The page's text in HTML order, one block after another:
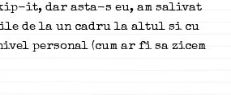
it, dar asta-s eu, am salivat
de la un cadru la altul si cu
personal (cum ar fi sa zicem